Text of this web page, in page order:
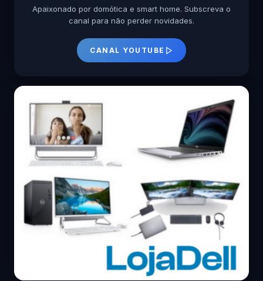
Apaixonado por domótica e smart home. Subscreva o
canal para não perder novidades.
CANAL YOUTUBE